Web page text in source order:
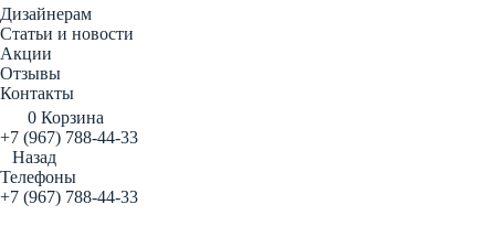
Дизайнерам
Статьи и новости
Акции
Отзывы
Контакты
0 Корзина
+7 (967) 788-44-33
Назад
Телефоны
+7 (967) 788-44-33